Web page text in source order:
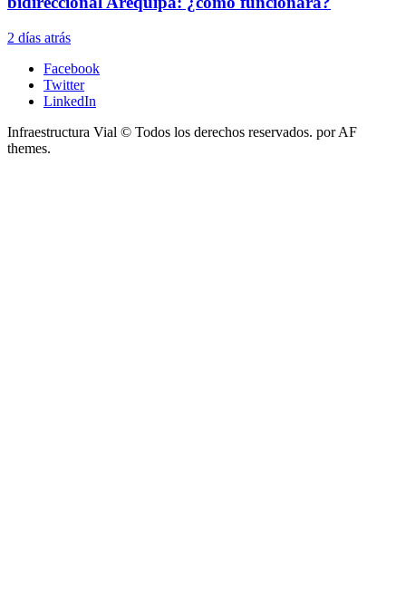
2 días atrás
Facebook
Twitter
LinkedIn
Infraestructura Vial © Todos los derechos reservados. por AF
themes.